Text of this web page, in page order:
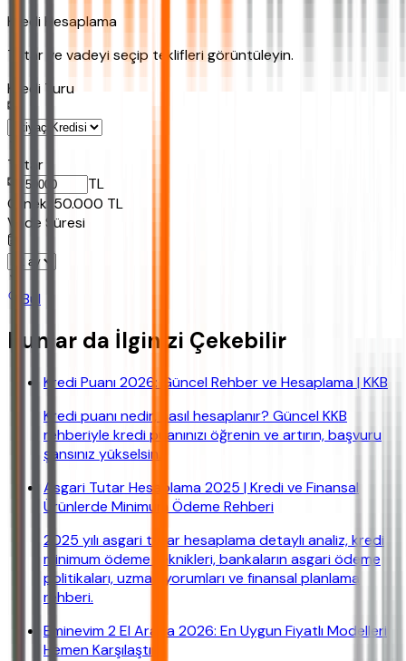
Kredi Hesaplama
Tutar ve vadeyi seçip teklifleri görüntüleyin.
Kredi Turu
Tutar
TL
Ornek: 50.000 TL
Vade Süresi
Bul
Bunlar da İlginizi Çekebilir
Kredi Puanı 2026: Güncel Rehber ve Hesaplama | KKB
Kredi puanı nedir, nasıl hesaplanır? Güncel KKB
rehberiyle kredi puanınızı öğrenin ve artırın, başvuru
şansınız yükselsin.
Asgari Tutar Hesaplama 2025 | Kredi ve Finansal
Ürünlerde Minimum Ödeme Rehberi
2025 yılı asgari tutar hesaplama detaylı analiz, kredi
minimum ödeme teknikleri, bankaların asgari ödeme
politikaları, uzman yorumları ve finansal planlama
rehberi.
Eminevim 2 El Araba 2026: En Uygun Fiyatlı Modelleri
Hemen Karşılaştır!